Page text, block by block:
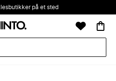
på et sted